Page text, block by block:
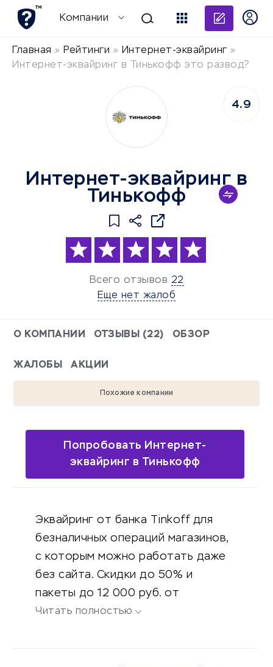
Компании
Главная » Рейтинги » Интернет-эквайринг »
Интернет-эквайринг в Тинькофф это развод?
Интернет-эквайринг в
Тинькофф
Всего отзывов 22
Еще нет жалоб
4.9
О КОМПАНИИ ОТЗЫВЫ (22) ОБЗОР
ЖАЛОБЫ АКЦИИ
Похожие компании
Попробовать Интернет-
эквайринг в Тинькофф
Эквайринг от банка Tinkoff для
безналичных операций магазинов,
с которым можно работать даже
без сайта. Скидки до 50% и
пакеты до 12 000 руб. от
партнеров банка.
Читать полностью